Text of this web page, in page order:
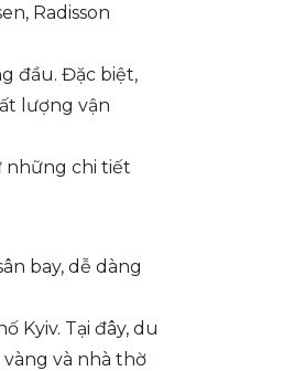
Radisson
đầu. Đặc biệt,
lượng vận
những chi tiết
bay, dễ dàng
Kyiv. Tại đây, du
và nhà thờ